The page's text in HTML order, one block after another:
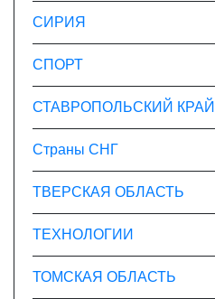
СИРИЯ
СПОРТ
СТАВРОПОЛЬСКИЙ КРАЙ
Страны СНГ
ТВЕРСКАЯ ОБЛАСТЬ
ТЕХНОЛОГИИ
ТОМСКАЯ ОБЛАСТЬ